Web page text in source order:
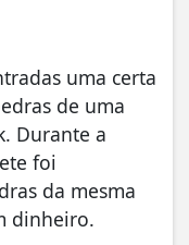
uma certa
de uma
Durante a
foi
da mesma
dinheiro.